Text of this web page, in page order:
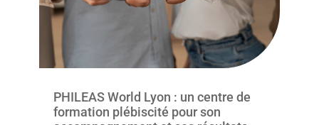
PHILEAS World Lyon : un centre de
formation plébiscité pour son